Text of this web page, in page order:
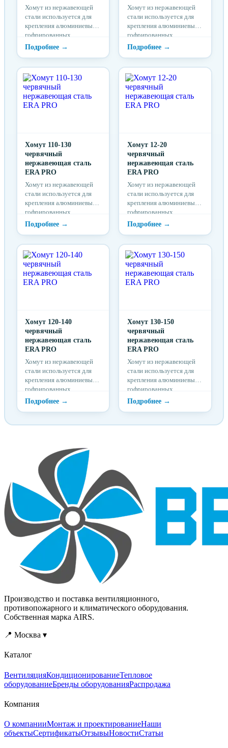
Хомут из нержавеющей
стали используется для
крепления алюминиевых
гофрированных
воздуховодов, резиновых
шлангов и муфт
Хомут из нержавеющей
стали используется для
крепления алюминиевых
гофрированных
воздуховодов, резиновых
шлангов и муфт
Хомут 110-130
червячный
нержавеющая сталь
ERA PRO
Хомут из нержавеющей
стали используется для
крепления алюминиевых
гофрированных
воздуховодов, резиновых
шлангов и муфт
Хомут 12-20
червячный
нержавеющая сталь
ERA PRO
Хомут из нержавеющей
стали используется для
крепления алюминиевых
гофрированных
воздуховодов, резиновых
шлангов и муфт
Хомут 120-140
червячный
нержавеющая сталь
ERA PRO
Хомут из нержавеющей
стали используется для
крепления алюминиевых
гофрированных
воздуховодов, резиновых
шлангов и муфт
Хомут 130-150
червячный
нержавеющая сталь
ERA PRO
Хомут из нержавеющей
стали используется для
крепления алюминиевых
гофрированных
воздуховодов, резиновых
шлангов и муфт
Производство и поставка вентиляционного,
противопожарного и климатического оборудования.
Собственная марка AIRS.
📍 Москва ▾
Каталог
ВентиляцияКондиционированиеТепловое
оборудованиеБренды оборудованияРаспродажа
Компания
О компанииМонтаж и проектированиеНаши
объектыСертификатыОтзывыНовостиСтатьи